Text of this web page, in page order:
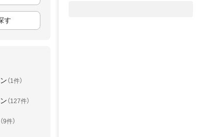
す
（1件）
（127件）
（9件）